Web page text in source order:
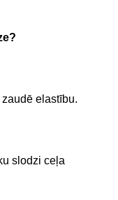
elastību.
slodzi ceļa